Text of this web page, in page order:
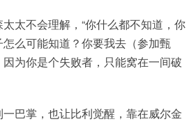
太不会理解，“你什么都不知道，你
么可能知道？你要我去（参加甄
为你是个失败者，只能窝在一间破
巴掌，也让比利觉醒，靠在威尔金